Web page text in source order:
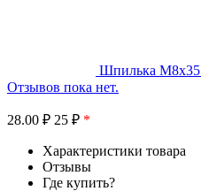
Шпилька М8х35
Отзывов пока нет.
28.00 ₽ 25 ₽ *
Характеристики товара
Отзывы
Где купить?